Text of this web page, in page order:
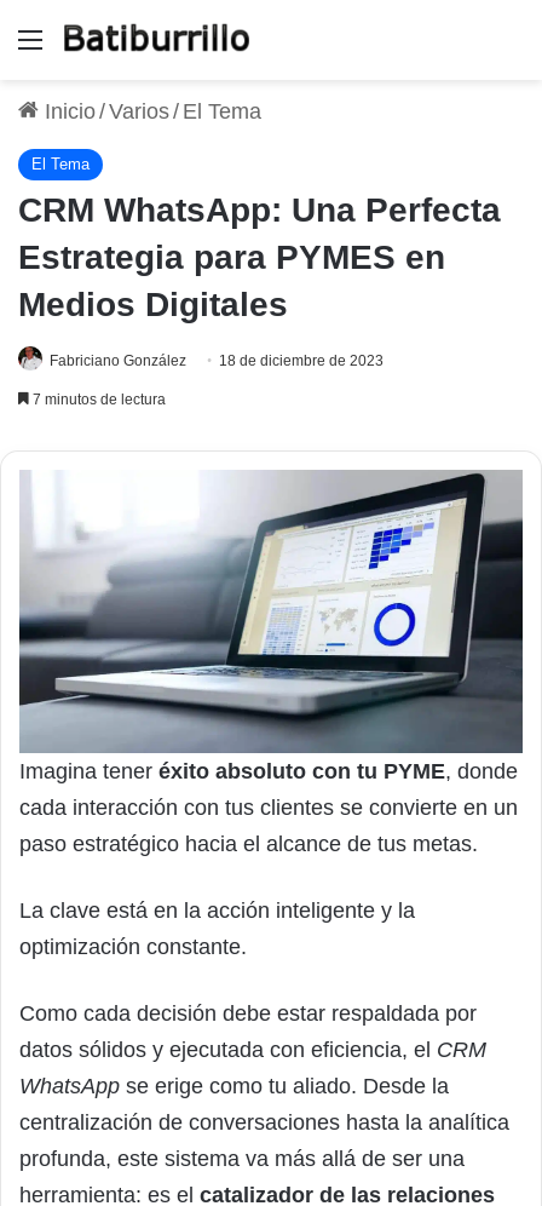
Menú
Inicio/Varios/ El Tema
El Tema
CRM WhatsApp: Una Perfecta
Estrategia para PYMES en
Medios Digitales
Fabriciano González 18 de diciembre de 2023
7 minutos de lectura
Imagina tener éxito absoluto con tu PYME, donde
cada interacción con tus clientes se convierte en un
paso estratégico hacia el alcance de tus metas.
La clave está en la acción inteligente y la
optimización constante.
Como cada decisión debe estar respaldada por
datos sólidos y ejecutada con eficiencia, el CRM
WhatsApp se erige como tu aliado. Desde la
centralización de conversaciones hasta la analítica
profunda, este sistema va más allá de ser una
herramienta: es el catalizador de las relaciones